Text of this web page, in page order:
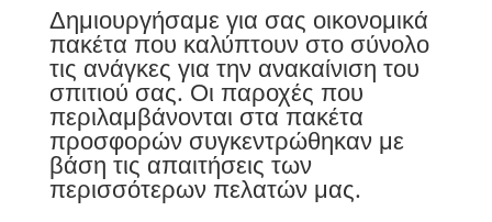
Δημιουργήσαμε για σας οικονομικά
πακέτα που καλύπτουν στο σύνολο
τις ανάγκες για την ανακαίνιση του
σπιτιού σας. Οι παροχές που
περιλαμβάνονται στα πακέτα
προσφορών συγκεντρώθηκαν με
βάση τις απαιτήσεις των
περισσότερων πελατών μας.